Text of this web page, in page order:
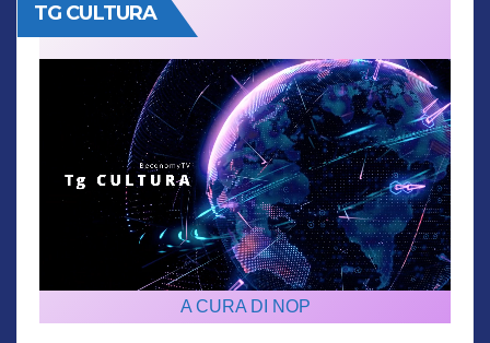
TG CULTURA
A CURA DI NOP